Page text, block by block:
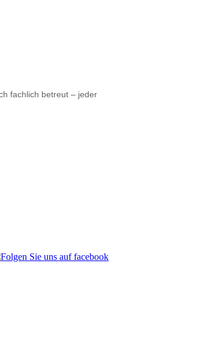
fachlich betreut – jeder